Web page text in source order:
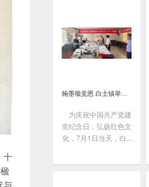
十
与
翰墨颂党恩 白土镇举办书画笔会庆“七一”
为庆祝中国共产党建
党纪念日，弘扬红色文
化，7月1日当天，白...